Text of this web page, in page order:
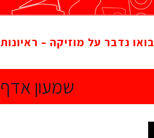
בואו נדבר על מוזיקה – ראיונות
שמעון אדף